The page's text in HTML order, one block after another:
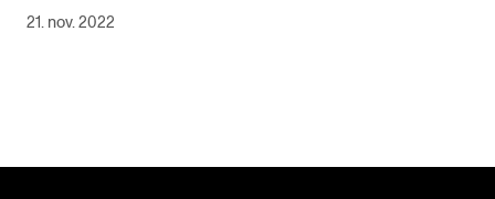
21. nov. 2022